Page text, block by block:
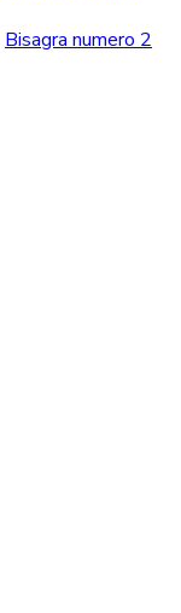
Bisagra numero 2